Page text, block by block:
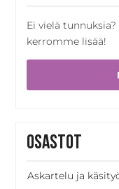
Ei vielä tunnuksia?
kerromme lisää!
Osastot
Askartelu ja